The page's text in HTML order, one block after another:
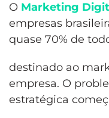
O Marketing
empresas
quase 70% de
destinado ao
empresa. O
estratégica